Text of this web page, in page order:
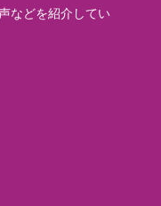
などを紹介してい